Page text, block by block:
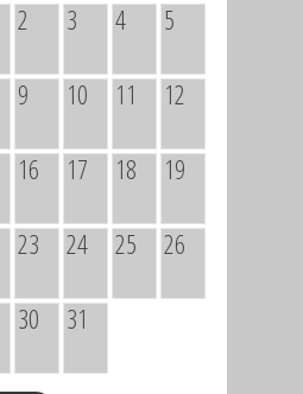
2 3 4 5
9 10 11 12
16 17 18 19
23 24 25 26
30 31